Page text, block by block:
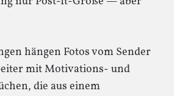
hängen Fotos vom Sender
mit Motivations- und
die aus einem